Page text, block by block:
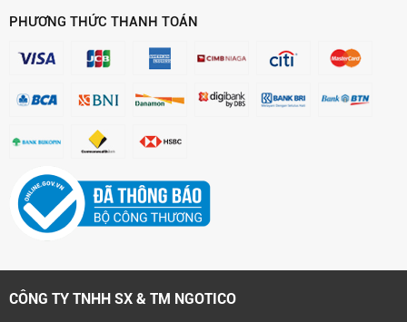
PHƯƠNG THỨC THANH TOÁN
CÔNG TY TNHH SX & TM NGOTICO